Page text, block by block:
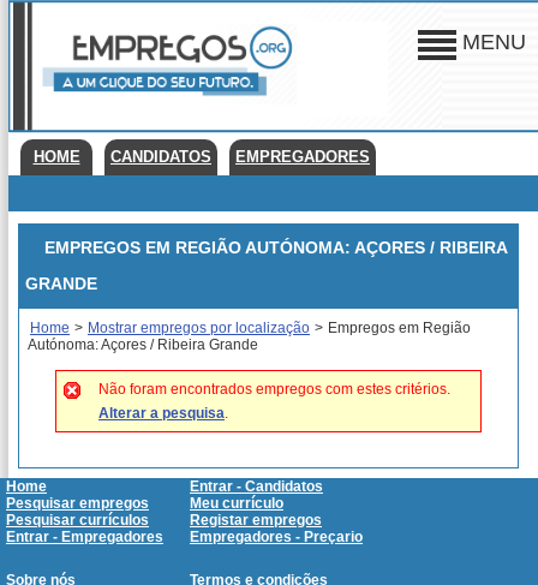
MENU
HOME CANDIDATOS EMPREGADORES
EMPREGOS EM REGIÃO AUTÓNOMA: AÇORES / RIBEIRA
GRANDE
Home > Mostrar empregos por localização > Empregos em Região
Autónoma: Açores / Ribeira Grande
Não foram encontrados empregos com estes critérios.
Alterar a pesquisa.
Home
Entrar - Candidatos
Pesquisar empregos
Meu currículo
Pesquisar currículos
Registar empregos
Entrar - Empregadores
Empregadores - Preçario
Sobre nós
Termos e condições